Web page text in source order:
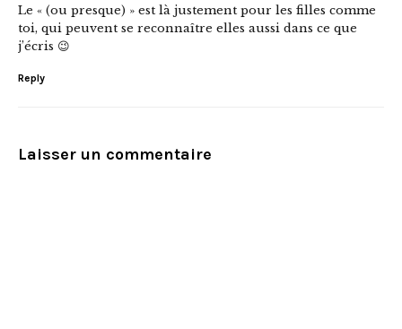
Le « (ou presque) » est là justement pour les filles comme
toi, qui peuvent se reconnaître elles aussi dans ce que
j’écris 😉
Reply
Laisser un commentaire